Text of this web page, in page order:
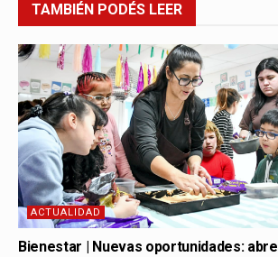
TAMBIÉN PODÉS LEER
ACTUALIDAD
Bienestar | Nuevas oportunidades: